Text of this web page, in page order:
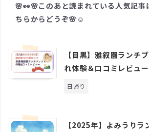
🌸👀🌸このあと読まれている人気記事
ちらからどうぞ🌸☺️
【目黒】雅叙園ランチ
れ体験＆口コミレビュー
日帰り
【2025年】よみうりラ